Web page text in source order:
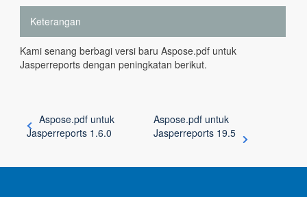
Keterangan
Kami senang berbagi versi baru Aspose.pdf untuk
Jasperreports dengan peningkatan berikut.
Aspose.pdf untuk
Jasperreports 1.6.0
Aspose.pdf untuk
Jasperreports 19.5